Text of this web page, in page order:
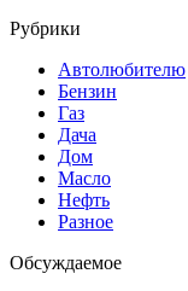
Рубрики
Автолюбителю
Бензин
Газ
Дача
Дом
Масло
Нефть
Разное
Обсуждаемое